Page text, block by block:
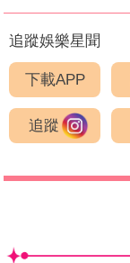
追蹤娛樂星聞
下載APP
追蹤